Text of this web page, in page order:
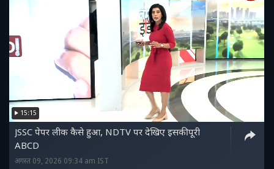
15:15
JSSC पेपर लीक कैसे हुआ, NDTV पर देखिए इसकी पूरी
ABCD
अगस्त 09, 2026 09:34 am IST